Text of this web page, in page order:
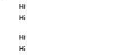
Ні
Ні
Ні
Ні